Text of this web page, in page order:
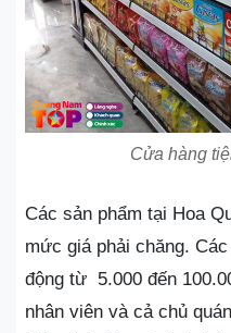
Cửa hàng
Các sản phẩm tại Hoa
mức giá phải chăng.
động từ 5.000 đến
nhân viên và cả chủ